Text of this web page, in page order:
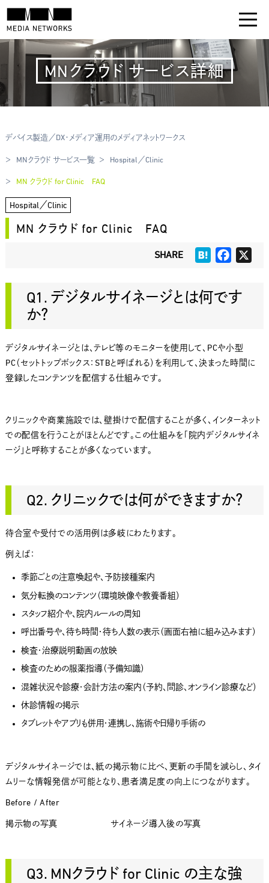
MNクラウド サービス詳細
デバイス製造／DX・メディア運用のメディアネットワークス
MNクラウド サービス一覧 Hospital／Clinic
MN クラウド for Clinic FAQ
Hospital／Clinic
MN クラウド for Clinic FAQ
Hatena
Q1. デジタルサイネージとは何です
か？
デジタルサイネージとは、テレビ等のモニターを使用して、PCや小型
PC（セットトップボックス：STBと呼ばれる）を利用して、決まった時間に
登録したコンテンツを配信する仕組みです。
クリニックや商業施設では、壁掛けで配信することが多く、インターネット
での配信を行うことがほとんどです。この仕組みを「院内デジタルサイネ
ージ」と呼称することが多くなっています。
Q2. クリニックでは何ができますか？
待合室や受付での活用例は多岐にわたります。
例えば：
季節ごとの注意喚起や、予防接種案内
気分転換のコンテンツ（環境映像や教養番組）
スタッフ紹介や、院内ルールの周知
呼出番号や、待ち時間・待ち人数の表示（画面右袖に組み込みます）
検査・治療説明動画の放映
検査のための服薬指導（予備知識）
混雑状況や診療・会計方法の案内（予約、問診、オンライン診療など）
休診情報の掲示
タブレットやアプリも併用・連携し、施術や日帰り手術の
デジタルサイネージでは、紙の掲示物に比べ、更新の手間を減らし、タイ
ムリーな情報発信が可能となり、患者満足度の向上につながります。
Before / After
掲示物の写真 サイネージ導入後の写真
Q3. MNクラウド for Clinic の主な強